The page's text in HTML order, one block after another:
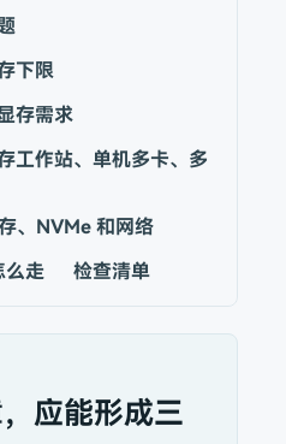
下限
存需求
工作站、单机多卡、多
、NVMe 和网络
么走 检查清单
应能形成三